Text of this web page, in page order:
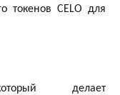
токенов CELO для
делает